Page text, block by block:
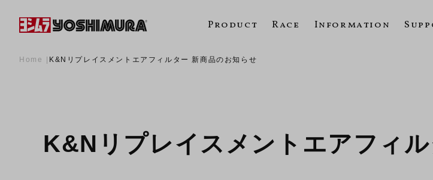
Product Race Information
Home K&Nリプレイスメントエアフィルター 新商品のお知らせ
K&Nリプレイスメントエアフィ